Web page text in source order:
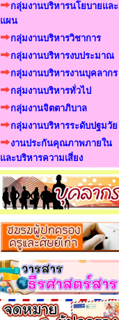
กลุ่มงานบริหารนโยบายและ
แผน
กลุ่มงานบริหารวิชาการ
กลุ่มงานบริหารงบประมาณ
กลุ่มงานบริหารงานบุคลากร
กลุ่มงานบริหารทั่วไป
กลุ่มงานจิตตาภิบาล
กลุ่มงานบริหารระดับปฐมวัย
งานประกันคุณภาพภายใน
และบริหารความเสี่ยง